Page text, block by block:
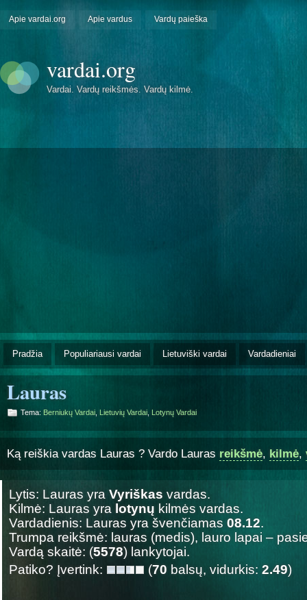
Apie vardai.org Apie vardus Vardų paieška
vardai.org
Vardai. Vardų reikšmės. Vardų kilmė.
Pradžia Populiariausi vardai Lietuviški vardai Vardadieniai
Lauras
Tema: Berniukų Vardai Lietuvių Vardai Lotynų Vardai
Ką reiškia vardas Lauras ? Vardo Lauras reikšmė, kilmė,
Lytis: Lauras yra Vyriškas vardas.
Kilmė: Lauras yra lotynų kilmės vardas.
Vardadienis: Lauras yra švenčiamas 08.12.
Trumpa reikšmė: lauras (medis), lauro lapai –
Vardą skaitė: (5578) lankytojai.
Patiko? Įvertink:
(70 balsų, vidurkis: 2.49)